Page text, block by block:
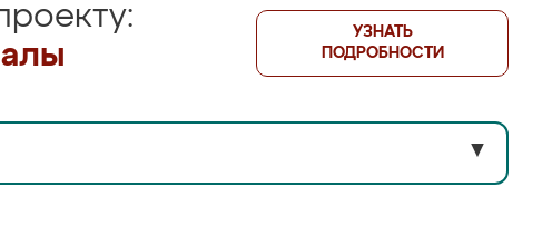
УЗНАТЬ
ПОДРОБНОСТИ
▼